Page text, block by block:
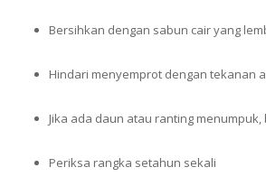
Bersihkan dengan sabun cair yang
Hindari menyemprot dengan tekanan
Jika ada daun atau ranting
Periksa rangka setahun sekali